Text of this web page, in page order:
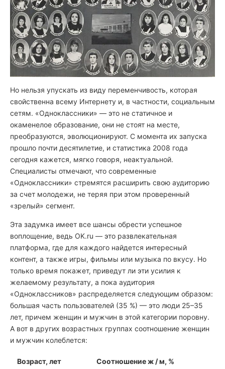
Но нельзя упускать из виду переменчивость, которая
свойственна всему Интернету и, в частности, социальным
сетям. «Одноклассники» — это не статичное и
окаменелое образование, они не стоят на месте,
преобразуются, эволюционируют. С момента их запуска
прошло почти десятилетие, и статистика 2008 года
сегодня кажется, мягко говоря, неактуальной.
Специалисты отмечают, что современные
«Одноклассники» стремятся расширить свою аудиторию
за счет молодежи, не теряя при этом проверенный
«зрелый» сегмент.
Эта задумка имеет все шансы обрести успешное
воплощение, ведь OK.ru — это развлекательная
платформа, где для каждого найдется интересный
контент, а также игры, фильмы или музыка по вкусу. Но
только время покажет, приведут ли эти усилия к
желаемому результату, а пока аудитория
«Одноклассников» распределяется следующим образом:
большая часть пользователей (35 %) — это люди 25–35
лет, причем женщин и мужчин в этой категории поровну.
А вот в других возрастных группах соотношение женщин
и мужчин колеблется:
Возраст, лет
Соотношение ж / м, %